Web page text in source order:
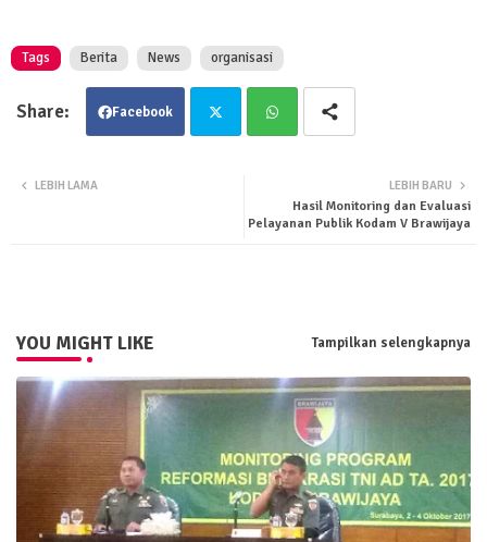
Tags Berita News organisasi
Facebook
LEBIH BARU
Hasil Monitoring dan Evaluasi
Pelayanan Publik Kodam V Brawijaya
LEBIH LAMA
YOU MIGHT LIKE Tampilkan selengkapnya